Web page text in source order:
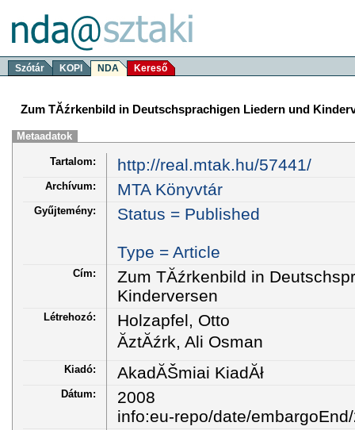
Szótár KOPI NDA Kereső
Zum TĂźrkenbild in Deutschsprachigen Liedern und
Metaadatok
Tartalom: http://real.mtak.hu/57441/
Archívum: MTA Könyvtár
Gyűjtemény: Status = Published
Type = Article
Cím:
Zum TĂźrkenbild in
Kinderversen
Létrehozó:
Holzapfel, Otto
ĂztĂźrk, Ali Osman
Kiadó: AkadĂŠmiai KiadĂł
Dátum:
2008
info:eu-repo/date/